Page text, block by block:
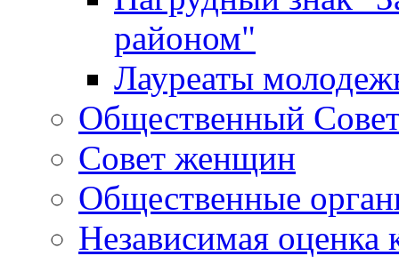
районом"
Лауреаты
Общественный
Совет женщин
Общественные
Независимая оценка